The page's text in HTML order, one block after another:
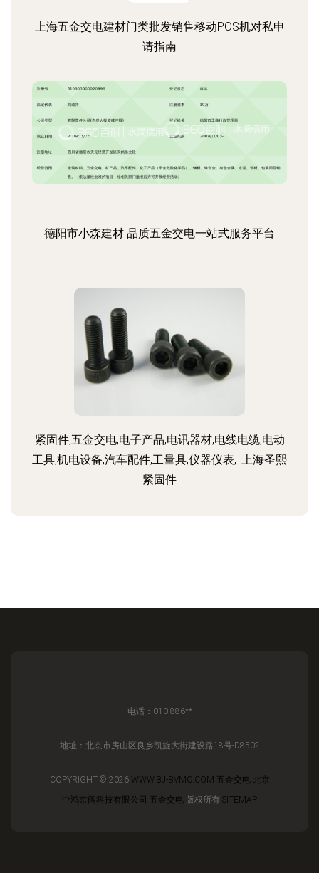
上海五金交电建材门类批发销售移动POS机对私申
请指南
德阳市小森建材 品质五金交电一站式服务平台
紧固件,五金交电,电子产品,电讯器材,电线电缆,电动
工具,机电设备,汽车配件,工量具,仪器仪表,_上海圣熙
紧固件
电话：010-886**
地址：北京市房山区良乡凯旋大街建设路18号-D8502
COPYRIGHT © 2026 WWW.BJ-BVMC.COM 五金交电 北京
中鸿京阀科技有限公司 五金交电 版权所有 SITEMAP